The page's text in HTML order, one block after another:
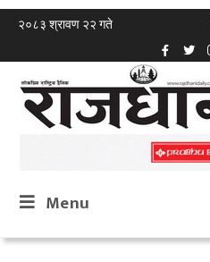
२०८३ श्रावण २२ गते
Menu